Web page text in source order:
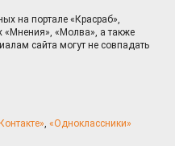
на портале «Красраб»,
«Мнения», «Молва», а также
сайта могут не совпадать
, «Одноклассники»